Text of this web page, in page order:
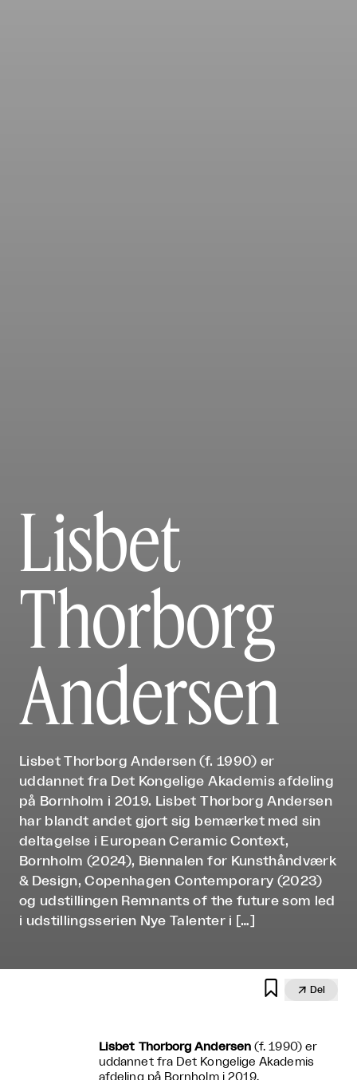
Lisbet
Thorborg
Andersen
Lisbet Thorborg Andersen (f. 1990) er
uddannet fra Det Kongelige Akademis afdeling
på Bornholm i 2019. Lisbet Thorborg Andersen
har blandt andet gjort sig bemærket med sin
deltagelse i European Ceramic Context,
Bornholm (2024), Biennalen for Kunsthåndværk
& Design, Copenhagen Contemporary (2023)
og udstillingen Remnants of the future som led
i udstillingsserien Nye Talenter i […]
  Del
Lisbet Thorborg Andersen(f. 1990) er
uddannet fra Det Kongelige Akademis
afdeling på Bornholm i 2019.